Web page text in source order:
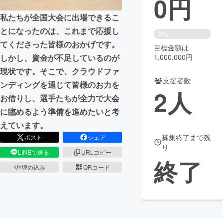
ビジネス・起業 チャレンジ
まちづくり・地域活性化
CAMPFIRE for Social Good
CAMPFIRE Creation
CAMPFIREふるさと納税machi-ya コミュニティ
私たちが全国大会に出場できるこ
とになったのは、これまで応援し
てくださった皆様のおかげです。
しかし、資金が不足しているのが
現状です。そこで、クラウドファ
ンディングを通じて皆様のお力を
お借りし、選手たちが全力で大会
に臨めるよう準備を進めたいと考
えています。
ポスト
シェア
LINEで送る
URLコピー
埋め込み
QRコード
0円
0%
目標金額は
1,000,000円
支援者数
2人
募集終了まで残
り
終了